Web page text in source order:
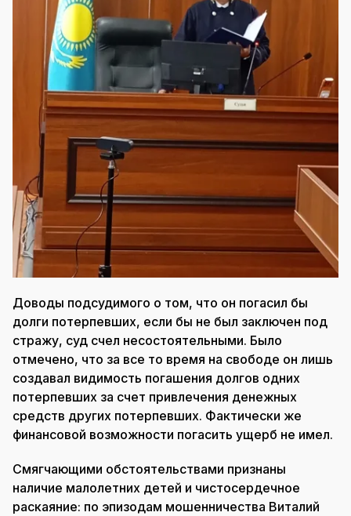
Доводы подсудимого о том, что он погасил бы
долги потерпевших, если бы не был заключен под
стражу, суд счел несостоятельными. Было
отмечено, что за все то время на свободе он лишь
создавал видимость погашения долгов одних
потерпевших за счет привлечения денежных
средств других потерпевших. Фактически же
финансовой возможности погасить ущерб не имел.
Смягчающими обстоятельствами признаны
наличие малолетних детей и чистосердечное
раскаяние: по эпизодам мошенничества Виталий